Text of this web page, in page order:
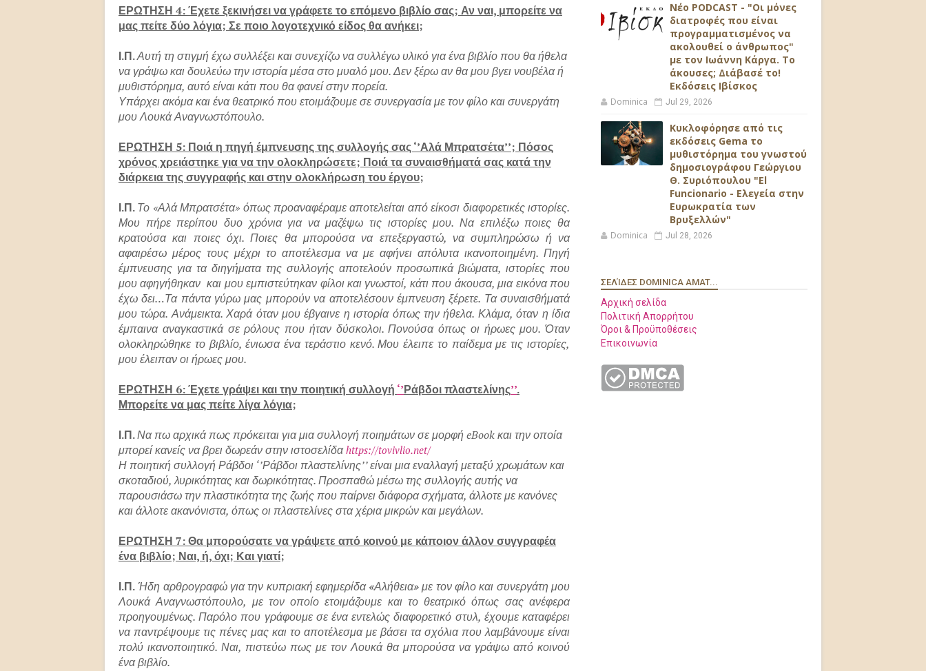
ΕΡΩΤΗΣΗ 4: Έχετε ξεκινήσει να γράφετε το επόμενο βιβλίο σας; Αν ναι, μπορείτε να
μας πείτε δύο λόγια; Σε ποιο λογοτεχνικό είδος θα ανήκει;
Ι.Π.Αυτή τη στιγμή έχω συλλέξει και συνεχίζω να συλλέγω υλικό για ένα βιβλίο που θα ήθελα
να γράψω και δουλεύω την ιστορία μέσα στο μυαλό μου. Δεν ξέρω αν θα μου βγει νουβέλα ή
μυθιστόρημα, αυτό είναι κάτι που θα φανεί στην πορεία.
Υπάρχει ακόμα και ένα θεατρικό που ετοιμάζουμε σε συνεργασία με τον φίλο και συνεργάτη
μου Λουκά Αναγνωστόπουλο.
ΕΡΩΤΗΣΗ 5: Ποιά η πηγή έμπνευσης της συλλογής σας ‘’Αλά Μπρατσέτα’’; Πόσος
χρόνος χρειάστηκε για να την ολοκληρώσετε; Ποιά τα συναισθήματά σας κατά την
διάρκεια της συγγραφής και στην ολοκλήρωση του έργου;
Ι.Π.Το «Αλά Μπρατσέτα» όπως προαναφέραμε αποτελείται από είκοσι διαφορετικές ιστορίες.
Μου πήρε περίπου δυο χρόνια για να μαζέψω τις ιστορίες μου. Να επιλέξω ποιες θα
κρατούσα και ποιες όχι. Ποιες θα μπορούσα να επεξεργαστώ, να συμπληρώσω ή να
αφαιρέσω μέρος τους μέχρι το αποτέλεσμα να με αφήνει απόλυτα ικανοποιημένη. Πηγή
έμπνευσης για τα διηγήματα της συλλογής αποτελούν προσωπικά βιώματα, ιστορίες που
μου αφηγήθηκαν και μου εμπιστεύτηκαν φίλοι και γνωστοί, κάτι που άκουσα, μια εικόνα που
έχω δει…Τα πάντα γύρω μας μπορούν να αποτελέσουν έμπνευση ξέρετε. Τα συναισθήματά
μου τώρα. Ανάμεικτα. Χαρά όταν μου έβγαινε η ιστορία όπως την ήθελα. Κλάμα, όταν η ίδια
έμπαινα αναγκαστικά σε ρόλους που ήταν δύσκολοι. Πονούσα όπως οι ήρωες μου. Όταν
ολοκληρώθηκε το βιβλίο, ένιωσα ένα τεράστιο κενό. Μου έλειπε το παίδεμα με τις ιστορίες,
μου έλειπαν οι ήρωες μου.
ΕΡΩΤΗΣΗ 6: Έχετε γράψει και την ποιητική συλλογή ‘’Ράβδοι πλαστελίνης’’.
Μπορείτε να μας πείτε λίγα λόγια;
Ι.Π.Να πω αρχικά πως πρόκειται για μια συλλογή ποιημάτωνσε μορφή eBook και την οποία
μπορεί κανείς να βρει δωρεάν στην ιστοσελίδαhttps://tovivlio.net/
Η ποιητική συλλογή Ράβδοι ‘’Ράβδοι πλαστελίνης’’ είναι μια εναλλαγή μεταξύ χρωμάτων και
σκοταδιού, λυρικότητας και δωρικότητας. Προσπαθώ μέσω της συλλογής αυτής να
παρουσιάσω την πλαστικότητα της ζωής που παίρνει διάφορα σχήματα, άλλοτε με κανόνες
και άλλοτε ακανόνιστα, όπως οι πλαστελίνες στα χέρια μικρών και μεγάλων.
ΕΡΩΤΗΣΗ 7: Θα μπορούσατε να γράψετε από κοινού με κάποιον άλλον συγγραφέα
ένα βιβλίο; Ναι, ή, όχι; Και γιατί;
Ι.Π.Ήδη αρθρογραφώ για την κυπριακή εφημερίδα«Αλήθεια»με τον φίλο και συνεργάτη μου
Λουκά Αναγνωστόπουλο, με τον οποίο ετοιμάζουμε και το θεατρικό όπως σας ανέφερα
προηγουμένως. Παρόλο που γράφουμε σε ένα εντελώς διαφορετικό στυλ, έχουμε καταφέρει
να παντρέψουμε τις πένες μας και το αποτέλεσμα με βάσει τα σχόλια που λαμβάνουμε είναι
πολύ ικανοποιητικό. Ναι, πιστεύω πως με τον Λουκά θα μπορούσα να γράψω από κοινού
ένα βιβλίο.
Νέο PODCAST - "Οι μόνες
διατροφές που είναι
προγραμματισμένος να
ακολουθεί ο άνθρωπος"
με τον Ιωάννη Κάργα. Το
άκουσες; Διάβασέ το!
Εκδόσεις Ιβίσκος
Dominica Jul 29, 2026
Κυκλοφόρησε από τις
εκδόσεις Gema το
μυθιστόρημα του γνωστού
δημοσιογράφου Γεώργιου
Θ. Συριόπουλου "El
Funcionario - Ελεγεία στην
Ευρωκρατία των
Βρυξελλών"
Dominica Jul 28, 2026
ΣΕΛΊΔΕΣ DOMINICA AMAT...
Αρχική σελίδα
Πολιτική Απορρήτου
Όροι & Προϋποθέσεις
Επικοινωνία